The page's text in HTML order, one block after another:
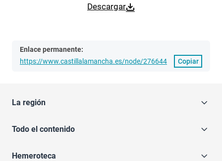
Descargar
Enlace permanente:
https://www.castillalamancha.es/node/276644
Copiar
La región
Todo el contenido
Hemeroteca